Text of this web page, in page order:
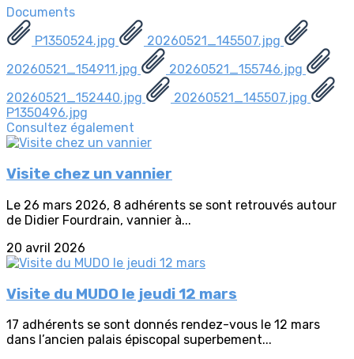
Documents
P1350524.jpg
20260521_145507.jpg
20260521_154911.jpg
20260521_155746.jpg
20260521_152440.jpg
20260521_145507.jpg
P1350496.jpg
Consultez également
Visite chez un vannier
Le 26 mars 2026, 8 adhérents se sont retrouvés autour
de Didier Fourdrain, vannier à...
20 avril 2026
Visite du MUDO le jeudi 12 mars
17 adhérents se sont donnés rendez-vous le 12 mars
dans l’ancien palais épiscopal superbement...